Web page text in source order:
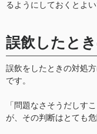
るようにしておくとよい
誤飲したと
誤飲をしたときの対処
です。
「問題なさそうだしす
が、その判断はとても危